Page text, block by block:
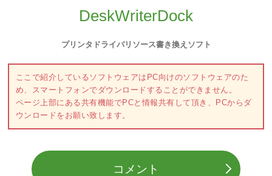
DeskWriterDock
プリンタドライバリソース書き換えソフト
ここで紹介しているソフトウェアはPC向けのソフトウェアのた
め、スマートフォンでダウンロードすることができません。
ページ上部にある共有機能でPCと情報共有して頂き、PCからダ
ウンロードをお願い致します。
コメント